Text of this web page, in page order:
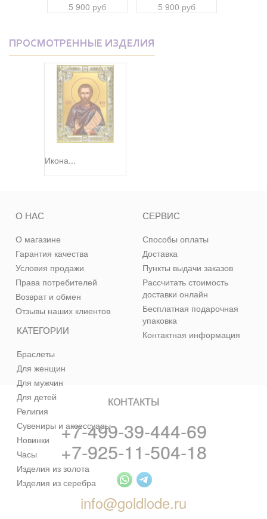
5 900 руб 5 900 руб
ПРОСМОТРЕННЫЕ ИЗДЕЛИЯ
Икона...
КАТЕГОРИИ
Браслеты
Для женщин
Для мужчин
Для детей
Религия
Сувениры и аксессуары
Новинки
Часы
Изделия из золота
Изделия из серебра
О НАС
О магазине
Гарантия качества
Условия продажи
Права потребителей
Возврат и обмен
Отзывы наших клиентов
СЕРВИС
Способы оплаты
Доставка
Пункты выдачи заказов
Рассчитать стоимость
доставки онлайн
Бесплатная подарочная
упаковка
Контактная информация
КОНТАКТЫ
+7-499-39-444-69
+7-925-11-504-18
info@goldlode.ru